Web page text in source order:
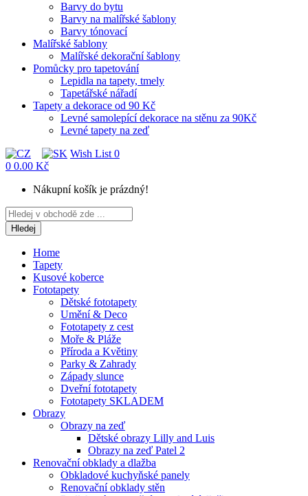
Barvy do bytu
Barvy na malířské šablony
Barvy tónovací
Malířské šablony
Malířské dekorační šablony
Pomůcky pro tapetování
Lepidla na tapety, tmely
Tapetářské nářadí
Tapety a dekorace od 90 Kč
Levné samolepící dekorace na stěnu za 90Kč
Levné tapety na zeď
Wish List 0
0 0.00 Kč
Nákupní košík je prázdný!
Hledej
Home
Tapety
Kusové koberce
Fototapety
Dětské fototapety
Umění & Deco
Fototapety z cest
Moře & Pláže
Příroda a Květiny
Parky & Zahrady
Západy slunce
Dveřní fototapety
Fototapety SKLADEM
Obrazy
Obrazy na zeď
Dětské obrazy Lilly and Luis
Obrazy na zeď Patel 2
Renovační obklady a dlažba
Obkladové kuchyňské panely
Renovační obklady stěn